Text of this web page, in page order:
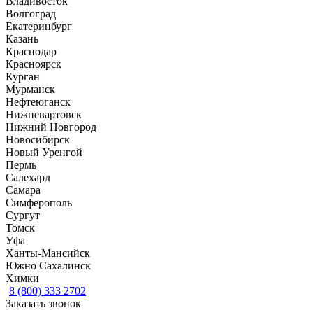
Волгоград
Екатеринбург
Казань
Краснодар
Красноярск
Курган
Мурманск
Нефтеюганск
Нижневартовск
Нижний Новгород
Новосибирск
Новый Уренгой
Пермь
Салехард
Самара
Симферополь
Сургут
Томск
Уфа
Ханты-Мансийск
Южно Сахалинск
Химки
8 (800) 333 2702
Заказать звонок